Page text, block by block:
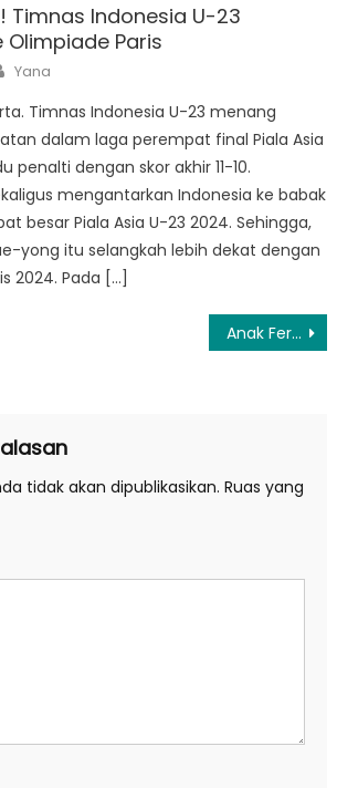
Timnas Indonesia U-23
Olimpiade Paris
Author
Yana
Timnas Indonesia U-23 menang
dalam laga perempat final Piala Asia
penalti dengan skor akhir 11-10.
mengantarkan Indonesia ke babak
besar Piala Asia U-23 2024. Sehingga,
yong itu selangkah lebih dekat dengan
2024. Pada […]
Anak Ferdy Sambo Lolos Seleksi Akpol, Begini Tanggapan Polri
tidak akan dipublikasikan. Ruas yang